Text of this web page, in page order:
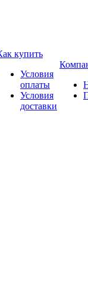
купить
Условия
оплаты
Условия
доставки